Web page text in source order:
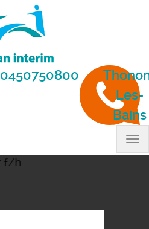
0450750800
Les-
Bains